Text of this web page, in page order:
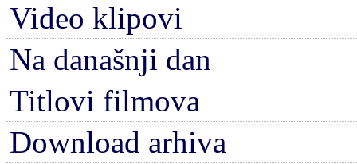
Video klipovi
Na današnji dan
Titlovi filmova
Download arhiva